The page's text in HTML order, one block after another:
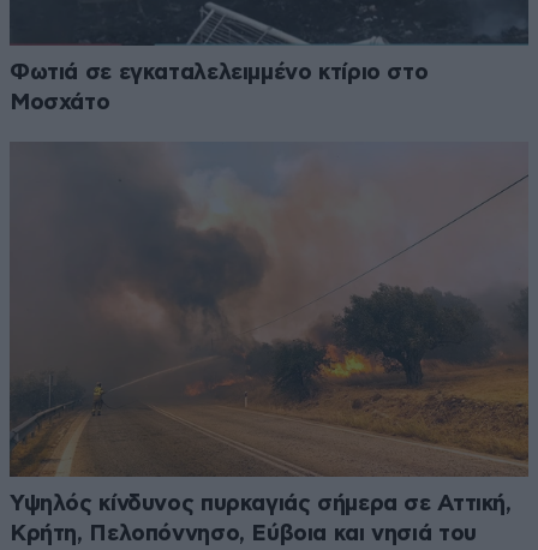
Φωτιά σε εγκαταλελειμμένο κτίριο στο
Μοσχάτο
Υψηλός κίνδυνος πυρκαγιάς σήμερα σε Αττική,
Κρήτη, Πελοπόννησο, Εύβοια και νησιά του